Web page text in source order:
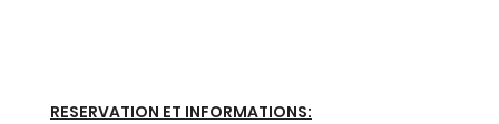
RESERVATION ET INFORMATIONS: